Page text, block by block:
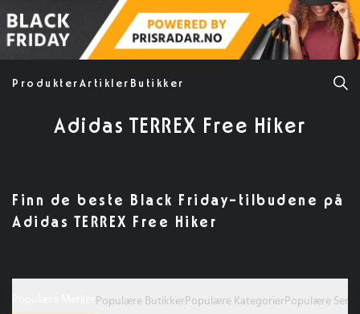
Produkter Artikler Butikker
Adidas TERREX Free Hiker
Finn de beste Black Friday-tilbudene på
Adidas TERREX Free Hiker
Populære Butikker Populære Kategorier Populære Serie